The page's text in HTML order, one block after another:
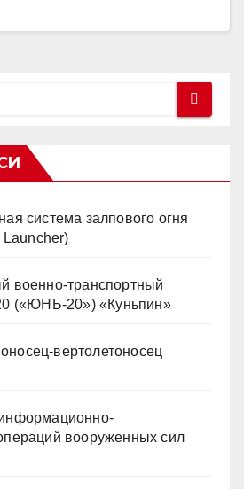
система залпового огня
военно-транспортный
(«ЮНЬ-20») «Куньпин»
вертолетоносец
вооруженных сил